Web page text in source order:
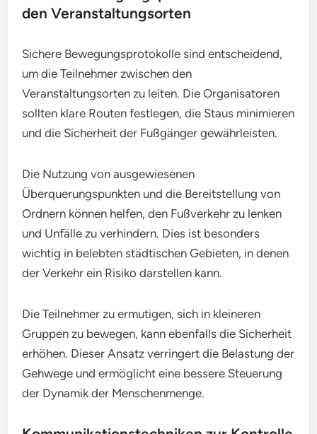
den Veranstaltungsorten
Sichere Bewegungsprotokolle sind entscheidend,
um die Teilnehmer zwischen den
Veranstaltungsorten zu leiten. Die Organisatoren
sollten klare Routen festlegen, die Staus minimieren
und die Sicherheit der Fußgänger gewährleisten.
Die Nutzung von ausgewiesenen
Überquerungspunkten und die Bereitstellung von
Ordnern können helfen, den Fußverkehr zu lenken
und Unfälle zu verhindern. Dies ist besonders
wichtig in belebten städtischen Gebieten, in denen
der Verkehr ein Risiko darstellen kann.
Die Teilnehmer zu ermutigen, sich in kleineren
Gruppen zu bewegen, kann ebenfalls die Sicherheit
erhöhen. Dieser Ansatz verringert die Belastung der
Gehwege und ermöglicht eine bessere Steuerung
der Dynamik der Menschenmenge.